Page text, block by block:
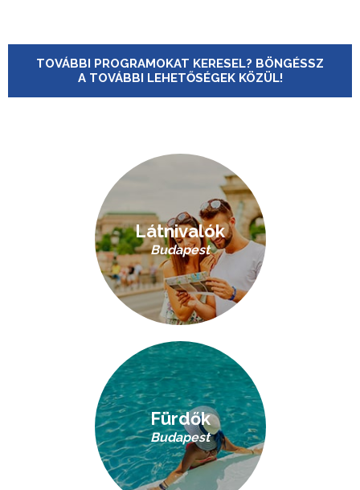
TOVÁBBI PROGRAMOKAT KERESEL? BÖNGÉSSZ
A TOVÁBBI LEHETŐSÉGEK KÖZÜL!
Látnivalók
Budapest
Fürdők
Budapest